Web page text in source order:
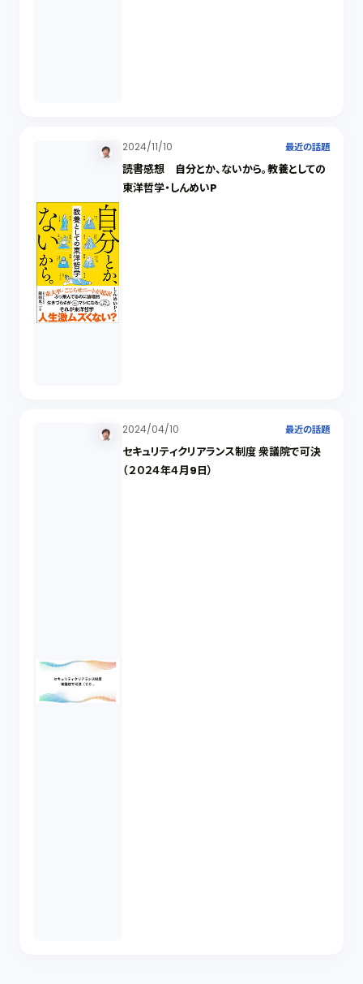
2024/11/10 最近の話題
読書感想 自分とか、ないから。教養としての
東洋哲学・しんめいP
2024/04/10 最近の話題
セキュリティクリアランス制度 衆議院で可決
（２０２４年４月9日）